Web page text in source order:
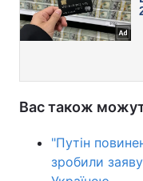
Вас також
"Путін
зробили